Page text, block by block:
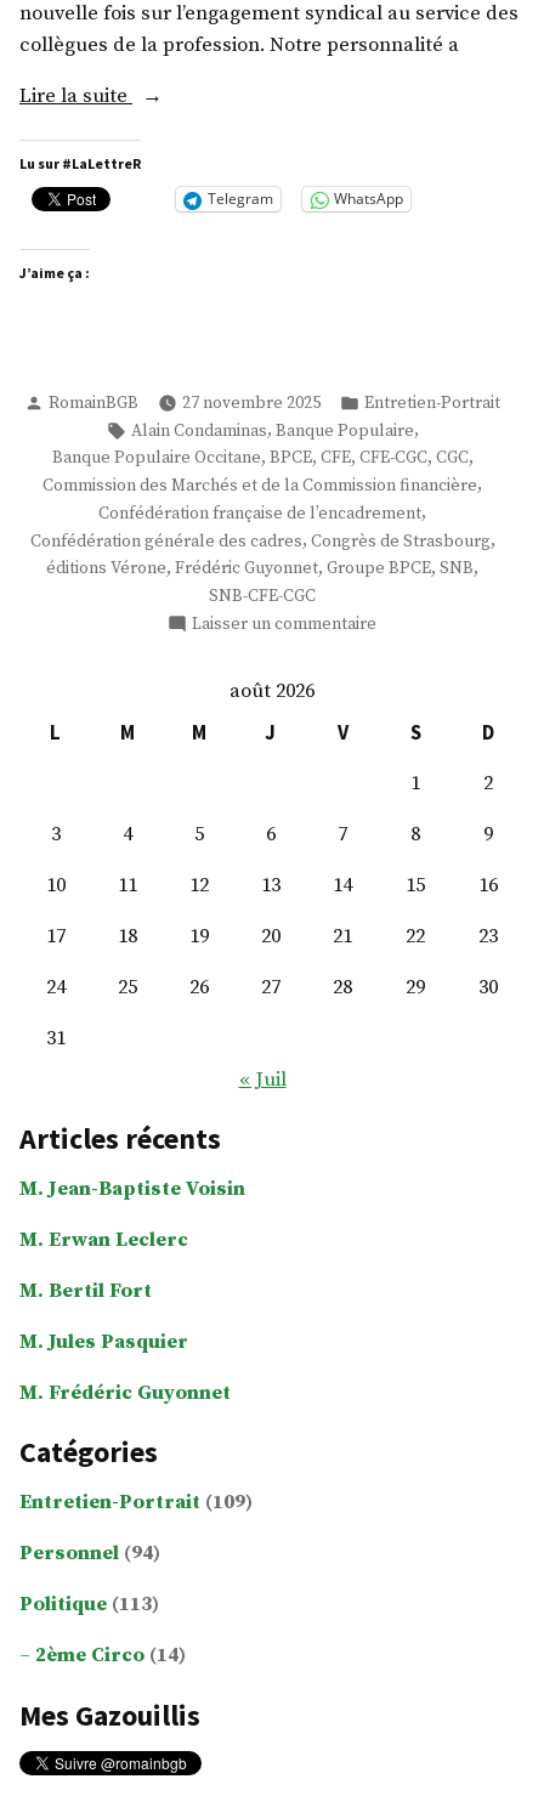
nouvelle fois sur l’engagement syndical au service des
collègues de la profession. Notre personnalité a
Lire la suite « M.
Guyonnet »
Lu sur #LaLettreR
Telegram WhatsApp
J’aime ça :
Publié
RomainBGB 27 novembre 2025
Publié
dans
Entretien-Portrait
Étiquettes :
Alain Condaminas, Banque Populaire,
Banque Populaire Occitane, BPCE, CFE, CFE-CGC, CGC,
Commission des Marchés et de la Commission financière,
Confédération française de l’encadrement,
Confédération générale des cadres, Congrès de Strasbourg,
éditions Vérone, Frédéric Guyonnet, Groupe BPCE, SNB,
SNB-CFE-CGC
Laisser un commentaire
août 2026
L
M M J V S
D
1
2
3
4 5 6 7 8
9
10
11 12 13 14 15
16
17
18 19 20 21 22
23
24
25 26 27 28 29
30
31
« Juil
Articles récents
M. Jean-Baptiste Voisin
M. Erwan Leclerc
M. Bertil Fort
M. Jules Pasquier
M. Frédéric Guyonnet
Catégories
Entretien-Portrait (109)
Personnel (94)
Politique (113)
2ème Circo (14)
Mes Gazouillis